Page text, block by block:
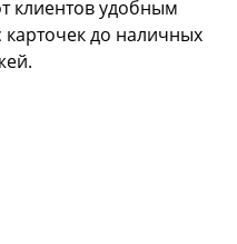
клиентов удобным
до наличных